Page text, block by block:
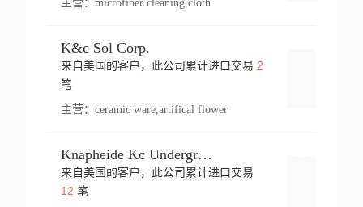
主营： microfiber cleaning cloth
K&c Sol Corp.
来自美国的客户，此公司累计进口交易 2
笔
主营： ceramic ware,artifical flower
Knapheide Kc Underground
来自美国的客户，此公司累计进口交易
12 笔